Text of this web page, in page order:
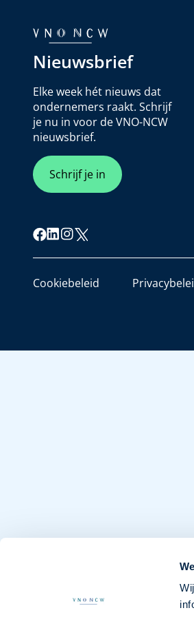
Nieuwsbrief
Elke week hét nieuws dat
ondernemers raakt. Schrijf
je nu in voor de VNO-NCW
nieuwsbrief.
Schrijf je in
Cookiebeleid